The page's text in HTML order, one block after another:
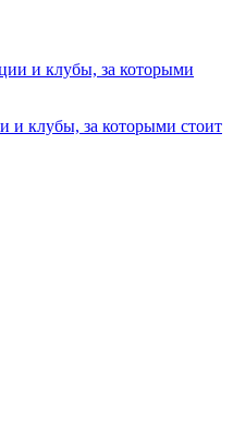
и клубы, за которыми стоит